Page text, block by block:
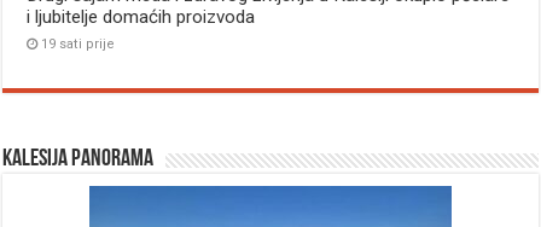
i ljubitelje domaćih proizvoda
19 sati prije
Kalesija panorama